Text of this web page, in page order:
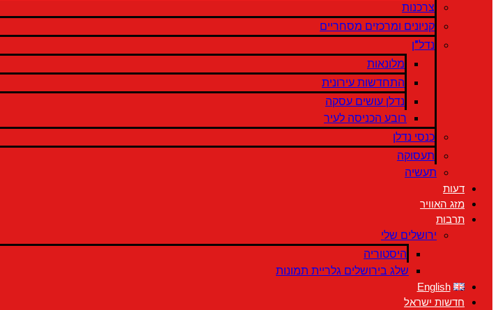
צרכנות
קניונים ומרכזים מסחריים
נדל"ן
מלונאות
התחדשות עירונית
נדלן עושים עסקה
רובע הכניסה לעיר
כנסי נדלן
תעסוקה
תעשיה
דעות
מזג האוויר
תרבות
ירושלים שלי
היסטוריה
שלג בירושלים גלריית תמונות
English
חדשות ישראל